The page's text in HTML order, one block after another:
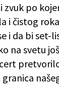
zvuk po
i čistog
i da bi set-
na svetu
granica